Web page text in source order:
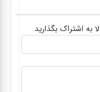
به اشتراک بگذارید